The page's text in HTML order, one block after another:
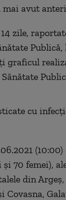
mai avut
zile,
graficul
cu
și 70 femei),
din
Covasna,